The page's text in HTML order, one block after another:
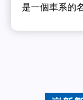
是一個車系的